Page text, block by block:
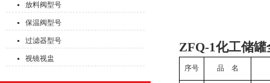
放料阀型号
保温阀型号
过滤器型号
视镜视盅
ZFQ-1化工储
序号 品 名